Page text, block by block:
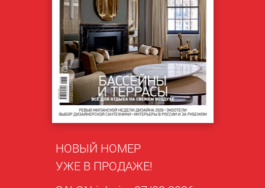
НОВЫЙ НОМЕР
УЖЕ В ПРОДАЖЕ!